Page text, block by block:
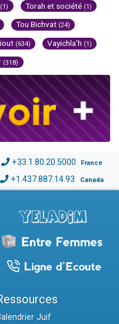
(1) Torah et société (1)
Tou Bichvat (24)
(634) Vayichla'h (1)
(318)
+33.1.80.20.5000 France
+1.437.887.14.93 Canada
Juif